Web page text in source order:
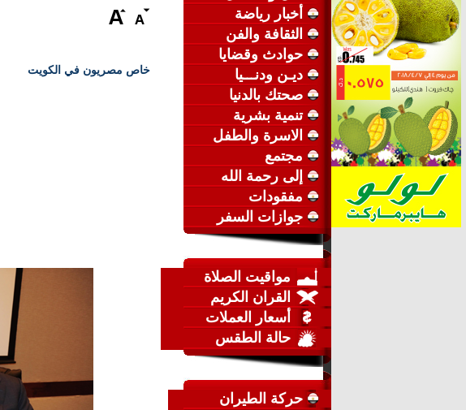
أخبار رياضة
الثقافة والفن
حوادث وقضايا
ديـن ودنـــيا
صحتك بالدنيا
تنمية بشرية
الاسرة والطفل
مجتمع
إلى رحمة الله
مفقودات
جوازات السفر
مواقيت الصلاة
القران الكريم
أسعار العملات
حالة الطقس
حركة الطيران
خاص مصريون في الكويت